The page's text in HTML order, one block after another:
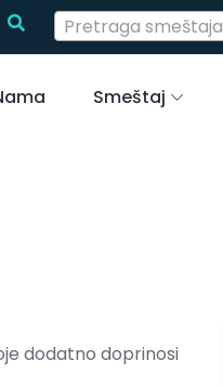
Pretraga smeštaja
Smeštaj
dodatno doprinosi